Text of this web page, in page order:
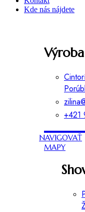
Kde nás nájdete
+421
NAVIGOVAŤ
MAPY